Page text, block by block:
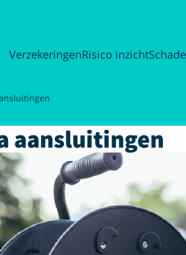
VerzekeringenRisico inzichtSchade
aansluitingen